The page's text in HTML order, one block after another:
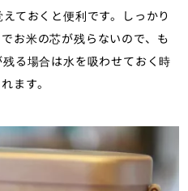
ておくと便利です。しっかり
お米の芯が残らないので、も
る場合は水を吸わせておく時
ます。